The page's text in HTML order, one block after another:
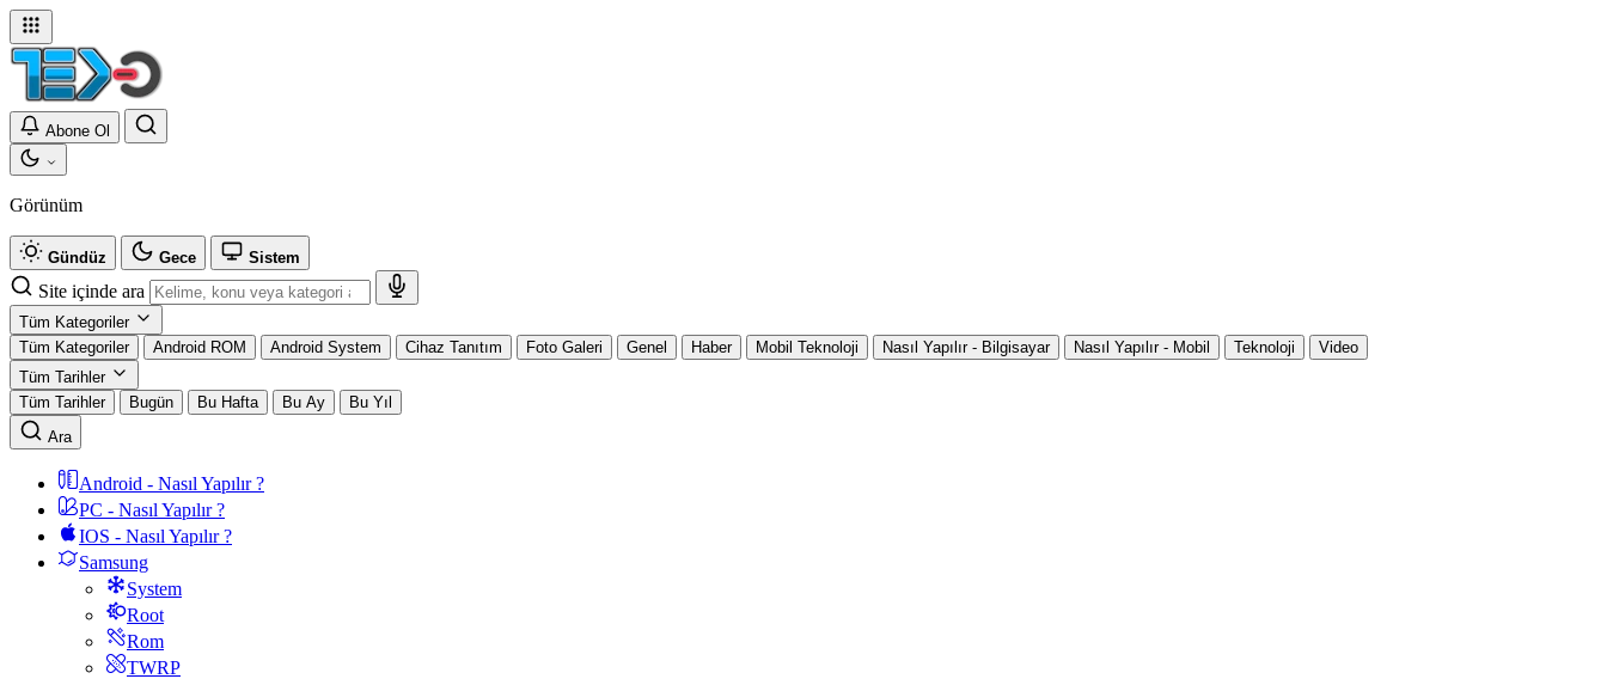
Abone Ol
Görünüm
Gündüz Gece Sistem
Site içinde ara
Tüm Kategoriler
Tüm Kategoriler
Android ROM Android System Cihaz Tanıtım Foto Galeri Genel Haber Mobil Teknoloji Nasıl Yapılır - Bilgisayar Nasıl Yapılır - Mobil Teknoloji
Video
Tüm Tarihler
Tüm Tarihler
Bugün Bu Hafta Bu Ay
Bu Yıl
Ara
Android - Nasıl Yapılır ?
PC - Nasıl Yapılır ?
IOS - Nasıl Yapılır ?
Samsung
System
Root
Rom
TWRP